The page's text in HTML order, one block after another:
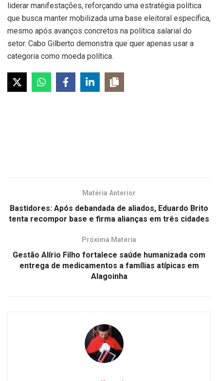
liderar manifestações, reforçando uma estratégia política
que busca manter mobilizada uma base eleitoral específica,
mesmo após avanços concretos na política salarial do
setor. Cabo Gilberto demonstra que quer apenas usar a
categoria como moeda política.
Matéria Anterior
Bastidores: Após debandada de aliados, Eduardo Brito
tenta recompor base e firma alianças em três cidades
Próxima Matéria
Gestão Alírio Filho fortalece saúde humanizada com
entrega de medicamentos a famílias atípicas em
Alagoinha